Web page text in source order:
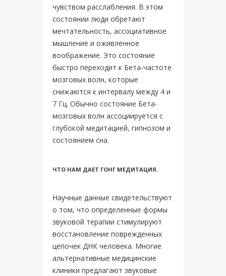
чувством расслабления. В этом
состоянии люди обретают
мечтательность, ассоциативное
мышление и оживленное
воображение. Это состояние
быстро переходит к Бета-частоте
мозговых волн, которые
снижаются к интервалу между 4 и
7 Гц. Обычно состояние Бета-
мозговых волн ассоциируется с
глубокой медитацией, гипнозом и
состоянием сна.
ЧТО НАМ ДАЕТ ГОНГ МЕДИТАЦИЯ.
Научные данные свидетельствуют
о том, что определенные формы
звуковой терапии стимулируют
восстановление поврежденных
цепочек ДНК человека. Многие
альтернативные медицинские
клиники предлагают звуковые